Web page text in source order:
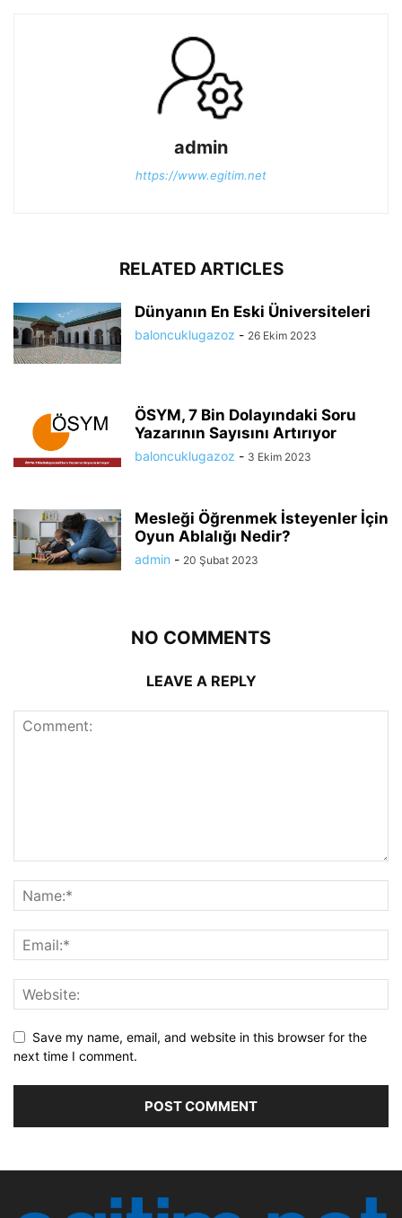
admin
https://www.egitim.net
RELATED ARTICLES
Dünyanın En Eski Üniversiteleri
baloncuklugazoz - 26 Ekim 2023
ÖSYM, 7 Bin Dolayındaki Soru
Yazarının Sayısını Artırıyor
baloncuklugazoz - 3 Ekim 2023
Mesleği Öğrenmek İsteyenler İçin
Oyun Ablalığı Nedir?
admin - 20 Şubat 2023
NO COMMENTS
LEAVE A REPLY
Save my name, email, and website in this browser for the
next time I comment.